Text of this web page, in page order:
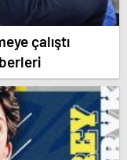
çalıştı